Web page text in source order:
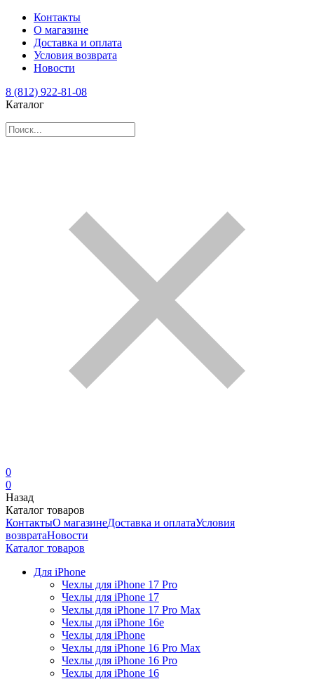
Контакты
О магазине
Доставка и оплата
Условия возврата
Новости
8 (812) 922-81-08
Каталог
0
0
Назад
Каталог товаров
КонтактыО магазинеДоставка и оплатаУсловия
возвратаНовости
Каталог товаров
Для iPhone
Чехлы для iPhone 17 Pro
Чехлы для iPhone 17
Чехлы для iPhone 17 Pro Max
Чехлы для iPhone 16e
Чехлы для iPhone
Чехлы для iPhone 16 Pro Max
Чехлы для iPhone 16 Pro
Чехлы для iPhone 16